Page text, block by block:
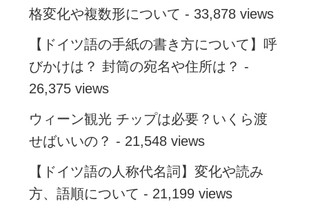
格変化や複数形について - 33,878 views
【ドイツ語の手紙の書き方について】呼
びかけは？ 封筒の宛名や住所は？ -
26,375 views
ウィーン観光 チップは必要？いくら渡
せばいいの？ - 21,548 views
【ドイツ語の人称代名詞】変化や読み
方、語順について - 21,199 views